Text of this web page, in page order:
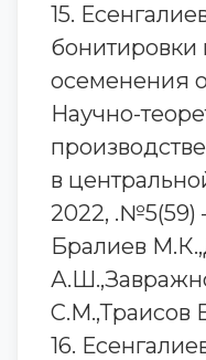
15.
бонитировки
осеменения
Научно-
в
2022, .№5(59)
Бралиев
С.М.,Траисов
16.